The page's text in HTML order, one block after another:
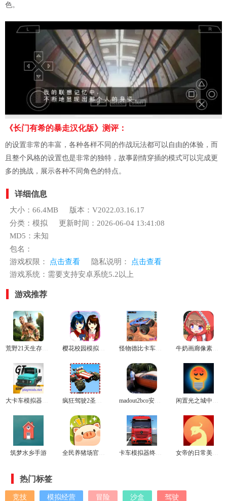
色。
《长门有希的暴走汉化版》测评：
的设置非常的丰富，各种各样不同的作战玩法都可以自由的体验，而
且整个风格的设置也是非常的独特，故事剧情穿插的模式可以完成更
多的挑战，展示各种不同角色的特点。
详细信息
大小：66.4MB
版本：V2022.03.16.17
分类：模拟
更新时间：2026-06-04 13:41:08
MD5：未知
包名：
游戏权限：
点击查看 隐私说明：
点击查看
游戏系统：需要支持安卓系统5.2以上
游戏推荐
筑梦水乡手游
热门标签
竞技 模拟经营 冒险 沙盒 驾驶